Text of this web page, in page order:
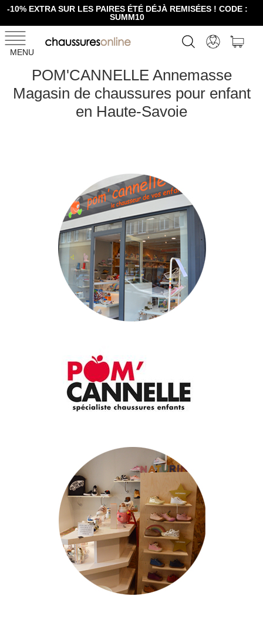
-10% EXTRA SUR LES PAIRES ÉTÉ DÉJÀ REMISÉES ! CODE :
SUMM10
MENU
POM'CANNELLE Annemasse
Magasin de chaussures pour enfant
en Haute-Savoie